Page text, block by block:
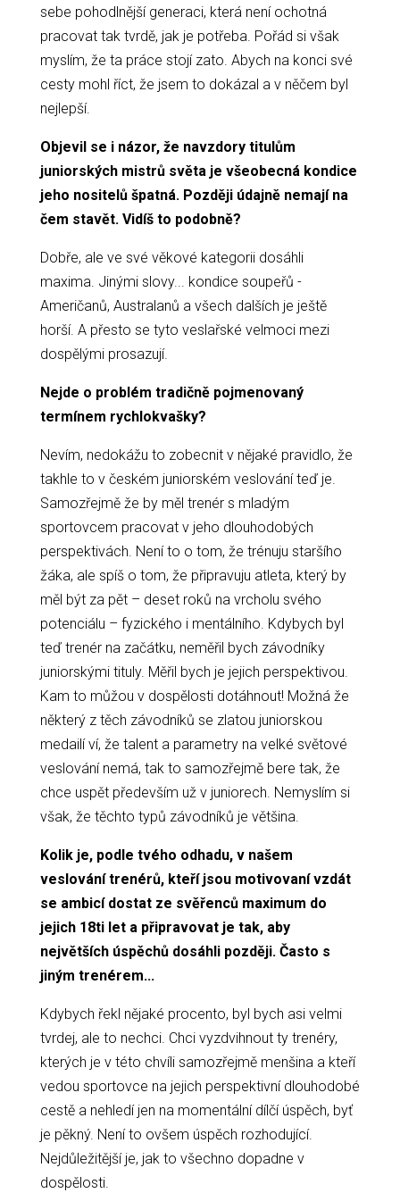
sebe pohodlnější generaci, která není ochotná
pracovat tak tvrdě, jak je potřeba. Pořád si však
myslím, že ta práce stojí zato. Abych na konci své
cesty mohl říct, že jsem to dokázal a v něčem byl
nejlepší.
Objevil se i názor, že navzdory titulům
juniorských mistrů světa je všeobecná kondice
jeho nositelů špatná. Později údajně nemají na
čem stavět. Vidíš to podobně?
Dobře, ale ve své věkové kategorii dosáhli
maxima. Jinými slovy... kondice soupeřů -
Američanů, Australanů a všech dalších je ještě
horší. A přesto se tyto veslařské velmoci mezi
dospělými prosazují.
Nejde o problém tradičně pojmenovaný
termínem rychlokvašky?
Nevím, nedokážu to zobecnit v nějaké pravidlo, že
takhle to v českém juniorském veslování teď je.
Samozřejmě že by měl trenér s mladým
sportovcem pracovat v jeho dlouhodobých
perspektivách. Není to o tom, že trénuju staršího
žáka, ale spíš o tom, že připravuju atleta, který by
měl být za pět – deset roků na vrcholu svého
potenciálu – fyzického i mentálního. Kdybych byl
teď trenér na začátku, neměřil bych závodníky
juniorskými tituly. Měřil bych je jejich perspektivou.
Kam to můžou v dospělosti dotáhnout! Možná že
některý z těch závodníků se zlatou juniorskou
medailí ví, že talent a parametry na velké světové
veslování nemá, tak to samozřejmě bere tak, že
chce uspět především už v juniorech. Nemyslím si
však, že těchto typů závodníků je většina.
Kolik je, podle tvého odhadu, v našem
veslování trenérů, kteří jsou motivovaní vzdát
se ambicí dostat ze svěřenců maximum do
jejich 18ti let a připravovat je tak, aby
největších úspěchů dosáhli později. Často s
jiným trenérem...
Kdybych řekl nějaké procento, byl bych asi velmi
tvrdej, ale to nechci. Chci vyzdvihnout ty trenéry,
kterých je v této chvíli samozřejmě menšina a kteří
vedou sportovce na jejich perspektivní dlouhodobé
cestě a nehledí jen na momentální dílčí úspěch, byť
je pěkný. Není to ovšem úspěch rozhodující.
Nejdůležitější je, jak to všechno dopadne v
dospělosti.